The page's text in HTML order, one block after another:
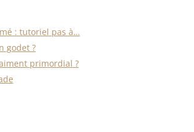
: tutoriel pas à…
godet ?
primordial ?